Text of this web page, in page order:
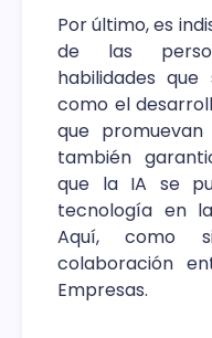
Por último, es
de las
habilidades
como el
que
también
que la IA se
tecnología en
Aquí, como
colaboración
Empresas.